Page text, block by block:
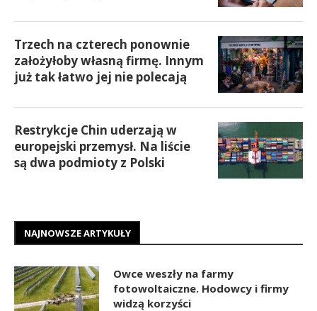
Trzech na czterech ponownie
założyłoby własną firmę. Innym
już tak łatwo jej nie polecają
Restrykcje Chin uderzają w
europejski przemysł. Na liście
są dwa podmioty z Polski
NAJNOWSZE ARTYKUŁY
Owce weszły na farmy
fotowoltaiczne. Hodowcy i firmy
widzą korzyści